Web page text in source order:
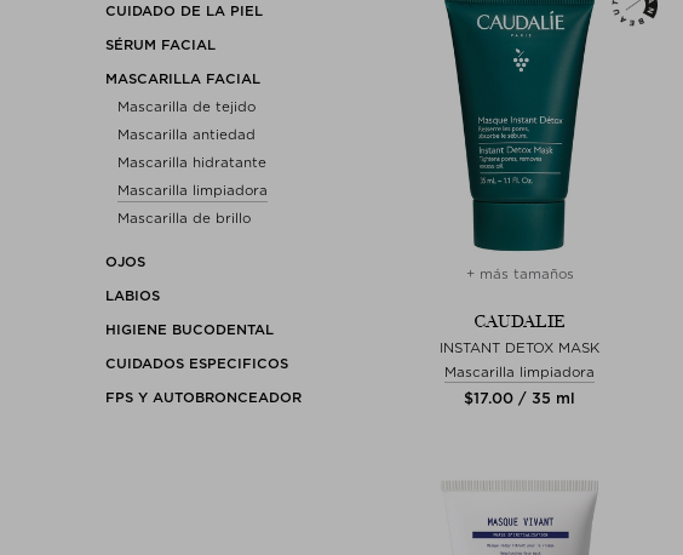
CUIDADO DE LA PIEL
SÉRUM FACIAL
MASCARILLA FACIAL
Mascarilla de tejido
Mascarilla antiedad
Mascarilla hidratante
Mascarilla limpiadora
Mascarilla de brillo
OJOS
LABIOS
HIGIENE BUCODENTAL
CUIDADOS ESPECIFICOS
FPS Y AUTOBRONCEADOR
+ más tamaños
CAUDALIE
INSTANT DETOX MASK
Mascarilla limpiadora
$‌17.00 / 35 ml